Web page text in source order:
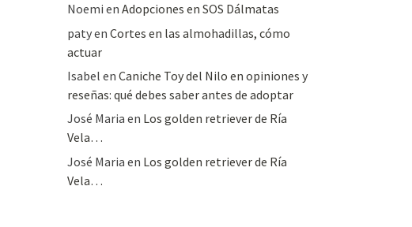
Noemi en Adopciones en SOS Dálmatas
patyen Cortes en las almohadillas, cómo
actuar
Isabel en Caniche Toy del Nilo en opiniones y
reseñas: qué debes saber antes de adoptar
José Maria en Los golden retriever de Ría
Vela…
José Maria en Los golden retriever de Ría
Vela…